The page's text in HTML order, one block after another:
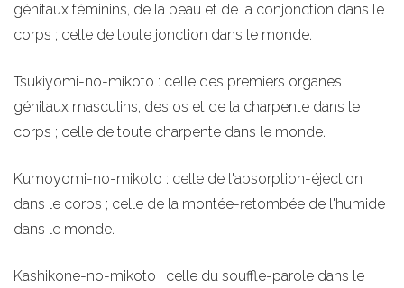
génitaux féminins, de la peau et de la conjonction dans le
corps ; celle de toute jonction dans le monde.
Tsukiyomi-no-mikoto : celle des premiers organes
génitaux masculins, des os et de la charpente dans le
corps ; celle de toute charpente dans le monde.
Kumoyomi-no-mikoto : celle de l'absorption-éjection
dans le corps ; celle de la montée-retombée de l'humide
dans le monde.
Kashikone-no-mikoto : celle du souffle-parole dans le